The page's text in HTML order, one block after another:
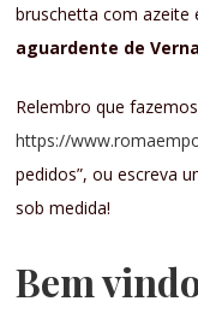
bruschetta com azeite
aguardente de
Relembro que
https://
pedidos”, ou escreva
sob medida!
Bem